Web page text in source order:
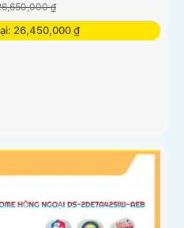
₫
26,450,000 ₫